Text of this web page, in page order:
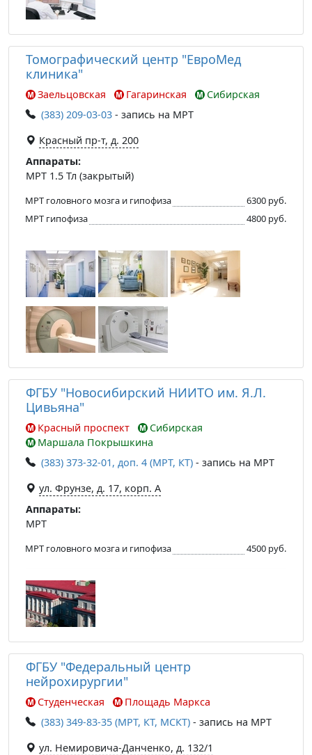
Томографический центр "ЕвроМед
клиника"
Заельцовская Гагаринская
Сибирская
(383) 209-03-03 - запись на МРТ
Красный пр-т, д. 200
Аппараты:
МРТ 1.5 Тл (закрытый)
МРТ головного мозга и гипофиза
6300 руб.
МРТ гипофиза
4800 руб.
ФГБУ "Новосибирский НИИТО им. Я.Л.
Цивьяна"
Красный проспект
Сибирская
Маршала Покрышкина
(383) 373-32-01, доп. 4 (МРТ, КТ) - запись на МРТ
ул. Фрунзе, д. 17, корп. А
Аппараты:
МРТ
МРТ головного мозга и гипофиза 4500 руб.
ФГБУ "Федеральный центр
нейрохирургии"
Студенческая
Площадь Маркса
(383) 349-83-35 (МРТ, КТ, МСКТ) - запись на МРТ
ул. Немировича-Данченко, д. 132/1